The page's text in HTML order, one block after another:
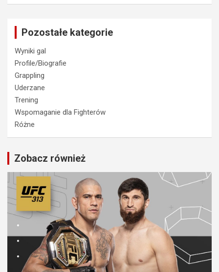
Pozostałe kategorie
Wyniki gal
Profile/Biografie
Grappling
Uderzane
Trening
Wspomaganie dla Fighterów
Różne
Zobacz również